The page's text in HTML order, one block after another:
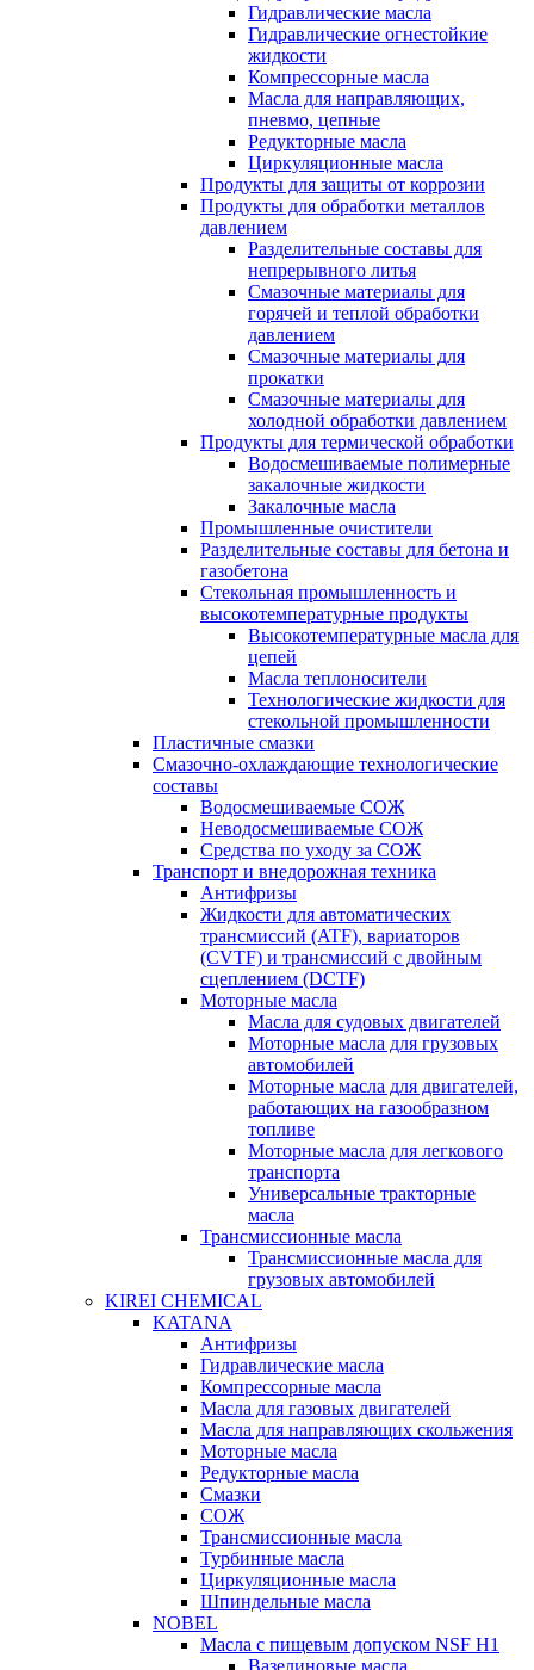
Гидравлические масла
Гидравлические огнестойкие
жидкости
Компрессорные масла
Масла для направляющих,
пневмо, цепные
Редукторные масла
Циркуляционные масла
Продукты для защиты от коррозии
Продукты для обработки металлов
давлением
Разделительные составы для
непрерывного литья
Смазочные материалы для
горячей и теплой обработки
давлением
Смазочные материалы для
прокатки
Смазочные материалы для
холодной обработки давлением
Продукты для термической обработки
Водосмешиваемые полимерные
закалочные жидкости
Закалочные масла
Промышленные очистители
Разделительные составы для бетона и
газобетона
Стекольная промышленность и
высокотемпературные продукты
Высокотемпературные масла для
цепей
Масла теплоносители
Технологические жидкости для
стекольной промышленности
Пластичные смазки
Смазочно-охлаждающие технологические
составы
Водосмешиваемые СОЖ
Неводосмешиваемые СОЖ
Средства по уходу за СОЖ
Транспорт и внедорожная техника
Антифризы
Жидкости для автоматических
трансмиссий (ATF), вариаторов
(CVTF) и трансмиссий с двойным
сцеплением (DCTF)
Моторные масла
Масла для судовых двигателей
Моторные масла для грузовых
автомобилей
Моторные масла для двигателей,
работающих на газообразном
топливе
Моторные масла для легкового
транспорта
Универсальные тракторные
масла
Трансмиссионные масла
Трансмиссионные масла для
грузовых автомобилей
KIREI CHEMICAL
KATANA
Антифризы
Гидравлические масла
Компрессорные масла
Масла для газовых двигателей
Масла для направляющих скольжения
Моторные масла
Редукторные масла
Смазки
СОЖ
Трансмиссионные масла
Турбинные масла
Циркуляционные масла
Шпиндельные масла
NOBEL
Масла с пищевым допуском NSF H1
Вазелиновые масла